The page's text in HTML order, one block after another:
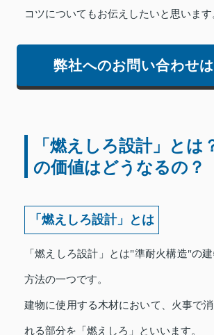
コツについてもお伝えしたいと思います
弊社へのお問い合わせ
「燃えしろ設計」とは
の価値はどうなるの？
「燃えしろ設計」とは
「燃えしろ設計」とは"準耐火構造"の
方法の一つです。
建物に使用する木材において、火事で
れる部分を「燃えしろ」といいます。